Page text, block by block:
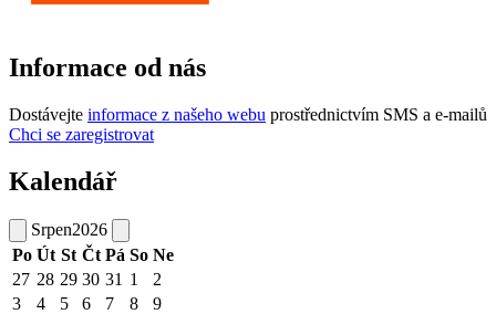
Informace od nás
Dostávejte informace z našeho webu prostřednictvím SMS a e-mailů
Chci se zaregistrovat
Kalendář
Srpen2026
Po Út St Čt Pá So Ne
27 28 29 30 31 1
2
3
4 5 6 7 8
9